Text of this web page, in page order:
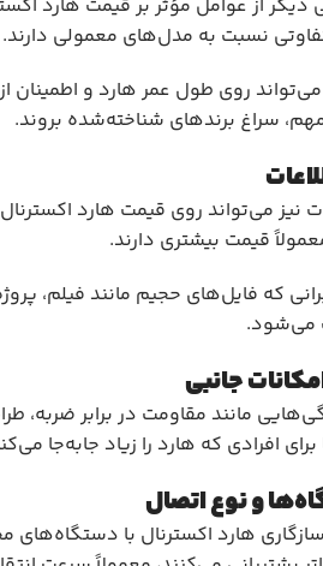
دیگر از عوامل مؤثر بر قیمت هارد
نسبت به مدل‌های معمولی دارند.
روی طول عمر هارد و اطمینان
سراغ برندهای شناخته‌شده بروند.
قیمت بیشتری دارند.
که فایل‌های حجیم مانند فیلم،
می‌شود.
جانبی
مانند مقاومت در برابر
افرادی که هارد را زیاد جابه‌جا
و نوع اتصال